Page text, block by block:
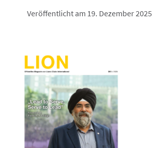
Veröffentlicht am 19. Dezember 2025